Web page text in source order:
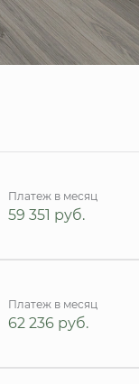
Платеж в месяц
59 351 руб.
Платеж в месяц
62 236 руб.